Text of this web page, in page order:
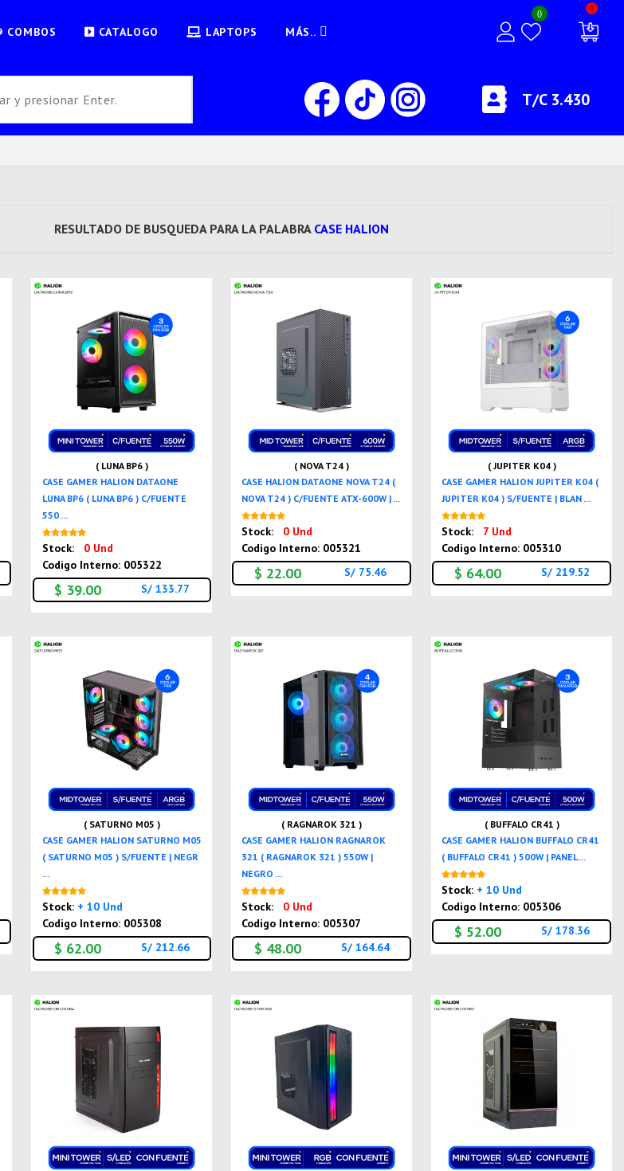
COMBOS CATALOGO LAPTOPS MÁS..
0
0
T/C 3.430
RESULTADO DE BUSQUEDA PARA LA PALABRA CASE HALION
( LUNA BP6 )
CASE GAMER HALION DATAONE
LUNA BP6 ( LUNA BP6 ) C/FUENTE
550 ...
Stock:
0 Und
Codigo Interno: 005322
$ 39.00 S/ 133.77
( NOVA T24 )
CASE HALION DATAONE NOVA T24 (
NOVA T24 ) C/FUENTE ATX-600W | ...
Stock:
0 Und
Codigo Interno: 005321
$ 22.00 S/ 75.46
( JUPITER K04 )
CASE GAMER HALION JUPITER K04 (
JUPITER K04 ) S/FUENTE | BLAN ...
Stock:
7 Und
Codigo Interno: 005310
$ 64.00 S/ 219.52
( SATURNO M05 )
CASE GAMER HALION SATURNO M05
( SATURNO M05 ) S/FUENTE | NEGR
...
Stock: + 10 Und
Codigo Interno: 005308
$ 62.00 S/ 212.66
( RAGNAROK 321 )
CASE GAMER HALION RAGNAROK
321 ( RAGNAROK 321 ) 550W |
NEGRO ...
Stock:
0 Und
Codigo Interno: 005307
$ 48.00 S/ 164.64
( BUFFALO CR41 )
CASE GAMER HALION BUFFALO CR41
( BUFFALO CR41 ) 500W | PANEL ...
Stock: + 10 Und
Codigo Interno: 005306
$ 52.00 S/ 178.36